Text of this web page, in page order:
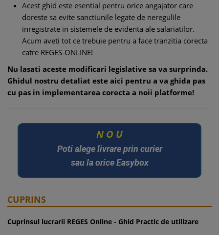
Acest ghid este esential pentru orice angajator care
doreste sa evite sanctiunile legate de neregulile
inregistrate in sistemele de evidenta ale salariatilor.
Acum aveti tot ce trebuie pentru a face tranzitia corecta
catre REGES-ONLINE!
Nu lasati aceste modificari legislative sa va surprinda.
Ghidul nostru detaliat este aici pentru a va ghida pas
cu pas in implementarea corecta a noii platforme!
N O U
Poti alege livrare prin curier
sau la orice Easybox
CUPRINS
Cuprinsul lucrarii REGES Online - Ghid Practic de utilizare